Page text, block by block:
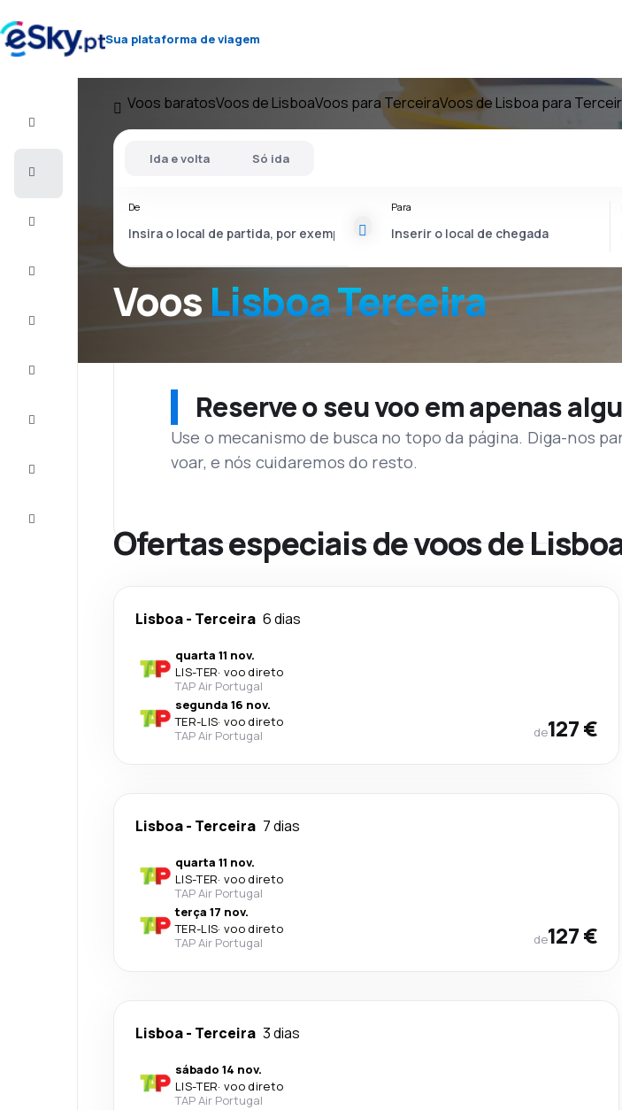
Sua plataforma de viagem
Voos baratosVoos de LisboaVoos para TerceiraVoos de Lisboa para
Voos Lisboa Terceira
Ida e volta Só ida
De Para
Reserve o seu voo em apenas
Use o mecanismo de busca no topo da página. Diga-nos
voar, e nós cuidaremos do resto.
Ofertas especiais de voos de
Lisboa- Terceira 6 dias
quarta 11 nov.
LIS-TER· voo direto
TAP Air Portugal
segunda 16 nov.
TER-LIS· voo direto
TAP Air Portugal
de127 €
Lisboa- Terceira 7 dias
quarta 11 nov.
LIS-TER· voo direto
TAP Air Portugal
terça 17 nov.
TER-LIS· voo direto
TAP Air Portugal
de127 €
Lisboa- Terceira 3 dias
sábado 14 nov.
LIS-TER· voo direto
TAP Air Portugal